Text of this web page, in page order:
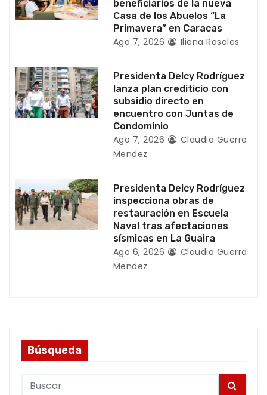
t
a
d
beneficiarios de la nueva
Casa de los Abuelos “La
Primavera” en Caracas
Ago 7, 2026 Iliana Rosales
Presidenta Delcy Rodríguez
lanza plan crediticio con
subsidio directo en
encuentro con Juntas de
Condominio
Ago 7, 2026
Claudia Guerra
Mendez
Presidenta Delcy Rodríguez
inspecciona obras de
restauración en Escuela
Naval tras afectaciones
sísmicas en La Guaira
Ago 6, 2026
Claudia Guerra
Mendez
Búsqueda